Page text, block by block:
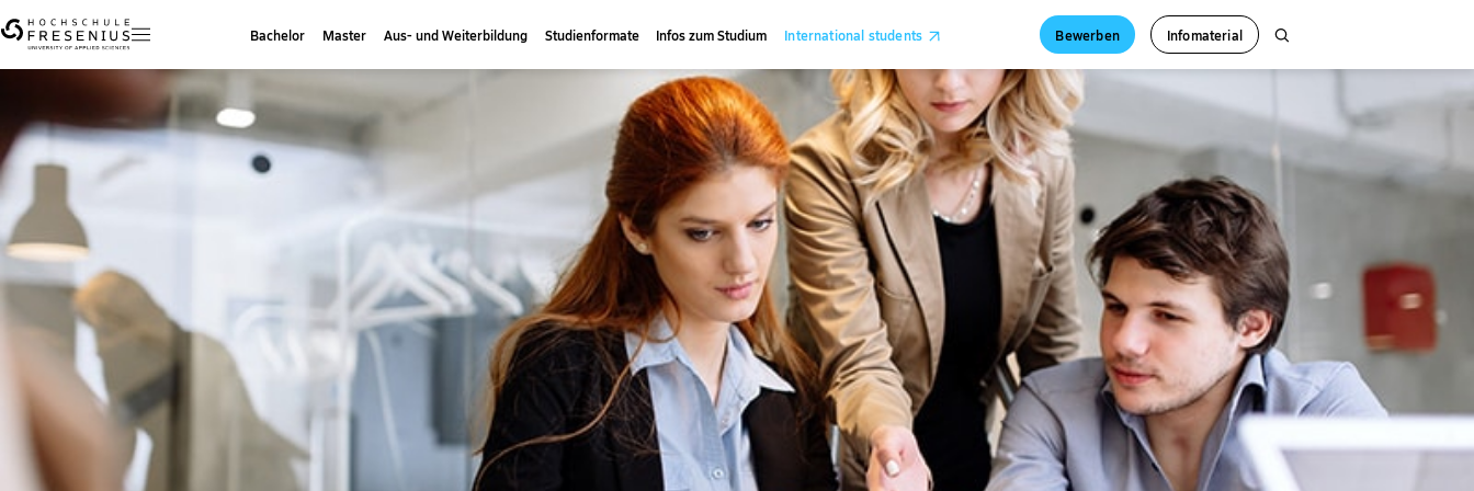
Bachelor Master Aus- und Weiterbildung Studienformate Infos zum Studium International students Bewerben Infomaterial